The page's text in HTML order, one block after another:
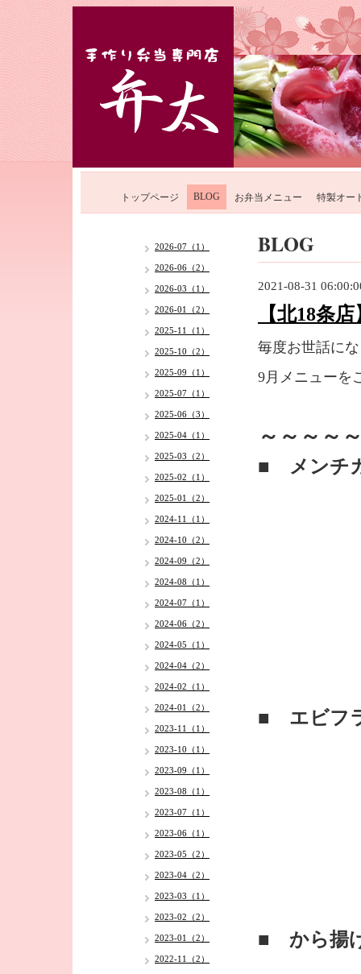
トップページ BLOG お弁当メニュー 特製オー
BLOG
2021-08-31
【北18条
毎度お世話に
9月メニューを
～～～～
■ メンチ
■ エビフ
■ から揚
2026-07（1）
2026-06（2）
2026-03（1）
2026-01（2）
2025-11（1）
2025-10（2）
2025-09（1）
2025-07（1）
2025-06（3）
2025-04（1）
2025-03（2）
2025-02（1）
2025-01（2）
2024-11（1）
2024-10（2）
2024-09（2）
2024-08（1）
2024-07（1）
2024-06（2）
2024-05（1）
2024-04（2）
2024-02（1）
2024-01（2）
2023-11（1）
2023-10（1）
2023-09（1）
2023-08（1）
2023-07（1）
2023-06（1）
2023-05（2）
2023-04（2）
2023-03（1）
2023-02（2）
2023-01（2）
2022-11（2）